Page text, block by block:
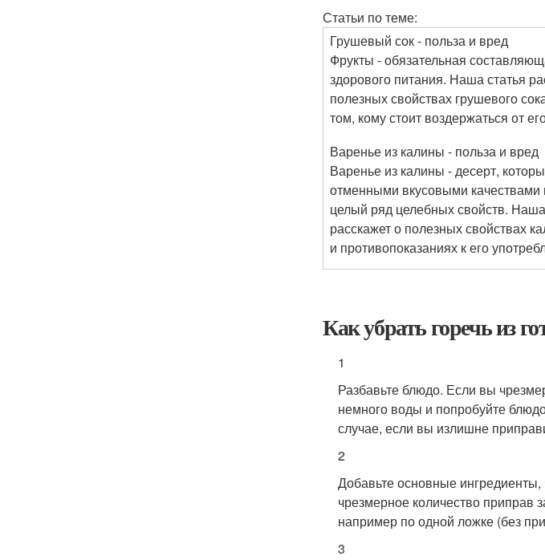
Статьи по теме:
Грушевый сок - польза и вред
Фрукты - обязательная
здорового питания. Наша статья
полезных свойствах грушевого
том, кому стоит воздержаться от
Варенье из калины - польза и вред
Варенье из калины - десерт,
отменными вкусовыми
целый ряд целебных свойств. Наша
расскажет о полезных свойствах
и противопоказаниях к его
Как убрать горечь из
1
Разбавьте блюдо. Если вы
немного воды и попробуйте
случае, если вы излишне
2
Добавьте основные
чрезмерное количество приправ
например по одной ложке (без
3